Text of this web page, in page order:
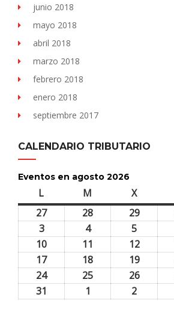
junio 2018
mayo 2018
abril 2018
marzo 2018
febrero 2018
enero 2018
septiembre 2017
CALENDARIO TRIBUTARIO
Eventos en agosto 2026
L M Xmiércoles
2727
28 2929
2026
33
agosto,
2026
44
agosto,
2026
5
agosto,
2026
10
agosto,
2026
11 1212
agosto,
2026
1717
agosto,
18 1919
agosto,
2424
25 2626
31 1 2